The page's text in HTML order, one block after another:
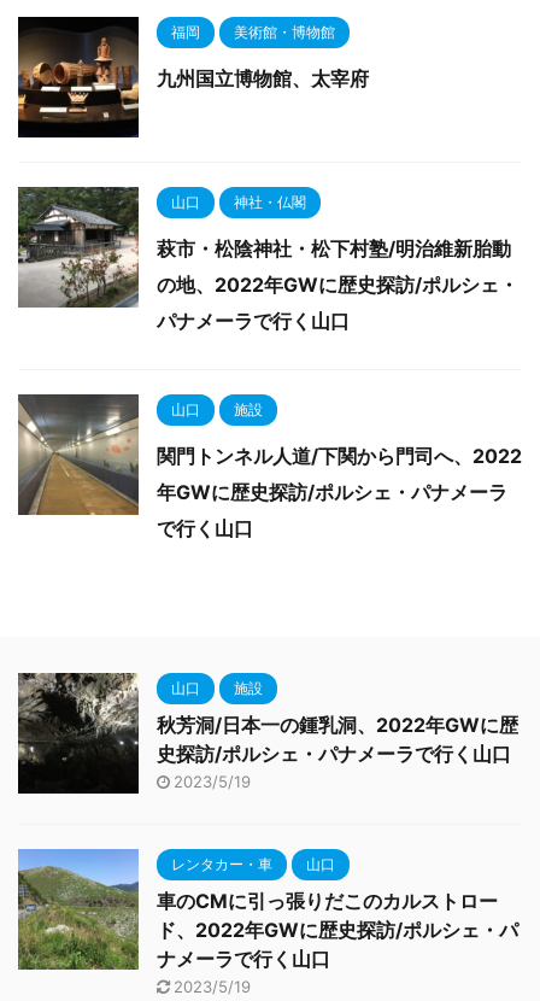
福岡 美術館・博物館
九州国立博物館、太宰府
山口 神社・仏閣
萩市・松陰神社・松下村塾/明治維新胎動
の地、2022年GWに歴史探訪/ポルシェ・
パナメーラで行く山口
山口 施設
関門トンネル人道/下関から門司へ、2022
年GWに歴史探訪/ポルシェ・パナメーラ
で行く山口
山口 施設
秋芳洞/日本一の鍾乳洞、2022年GWに歴
史探訪/ポルシェ・パナメーラで行く山口
2023/5/19
レンタカー・車 山口
車のCMに引っ張りだこのカルストロー
ド、2022年GWに歴史探訪/ポルシェ・パ
ナメーラで行く山口
2023/5/19